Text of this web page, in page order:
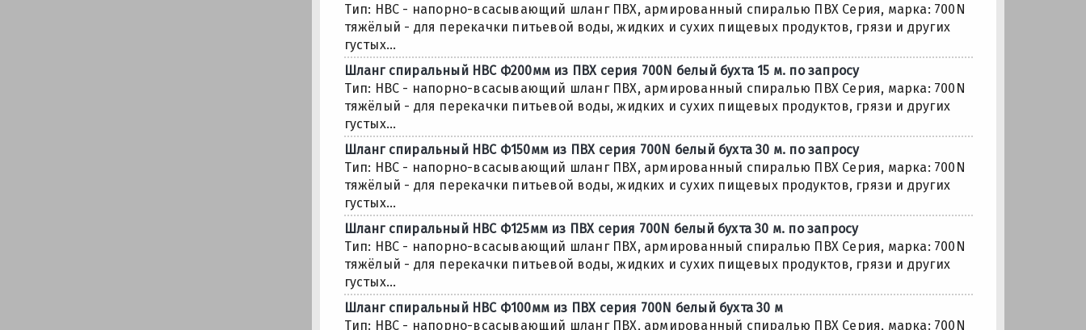
Тип: НВС - напорно-всасывающий шланг ПВХ, армированный спиралью ПВХ Серия, марка: 700N
тяжёлый - для перекачки питьевой воды, жидких и сухих пищевых продуктов, грязи и других
густых...
Шланг спиральный НВС Ф200мм из ПВХ серия 700N белый бухта 15 м. по запросу
Тип: НВС - напорно-всасывающий шланг ПВХ, армированный спиралью ПВХ Серия, марка: 700N
тяжёлый - для перекачки питьевой воды, жидких и сухих пищевых продуктов, грязи и других
густых...
Шланг спиральный НВС Ф150мм из ПВХ серия 700N белый бухта 30 м. по запросу
Тип: НВС - напорно-всасывающий шланг ПВХ, армированный спиралью ПВХ Серия, марка: 700N
тяжёлый - для перекачки питьевой воды, жидких и сухих пищевых продуктов, грязи и других
густых...
Шланг спиральный НВС Ф125мм из ПВХ серия 700N белый бухта 30 м. по запросу
Тип: НВС - напорно-всасывающий шланг ПВХ, армированный спиралью ПВХ Серия, марка: 700N
тяжёлый - для перекачки питьевой воды, жидких и сухих пищевых продуктов, грязи и других
густых...
Шланг спиральный НВС Ф100мм из ПВХ серия 700N белый бухта 30 м
Тип: НВС - напорно-всасывающий шланг ПВХ, армированный спиралью ПВХ Серия, марка: 700N